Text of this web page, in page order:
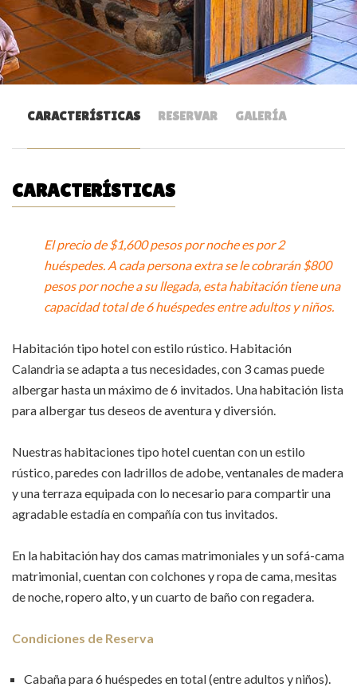
CARACTERÍSTICAS RESERVAR GALERÍA
CARACTERÍSTICAS
El precio de $1,600 pesos por noche es por 2
huéspedes. A cada persona extra se le cobrarán $800
pesos por noche a su llegada, esta habitación tiene una
capacidad total de 6 huéspedes entre adultos y niños.
Habitación tipo hotel con estilo rústico. Habitación
Calandria se adapta a tus necesidades, con 3 camas puede
albergar hasta un máximo de 6 invitados. Una habitación lista
para albergar tus deseos de aventura y diversión.
Nuestras habitaciones tipo hotel cuentan con un estilo
rústico, paredes con ladrillos de adobe, ventanales de madera
y una terraza equipada con lo necesario para compartir una
agradable estadía en compañía con tus invitados.
En la habitación hay dos camas matrimoniales y un sofá-cama
matrimonial, cuentan con colchones y ropa de cama, mesitas
de noche, ropero alto, y un cuarto de baño con regadera.
Condiciones de Reserva
Cabaña para 6 huéspedes en total (entre adultos y niños).